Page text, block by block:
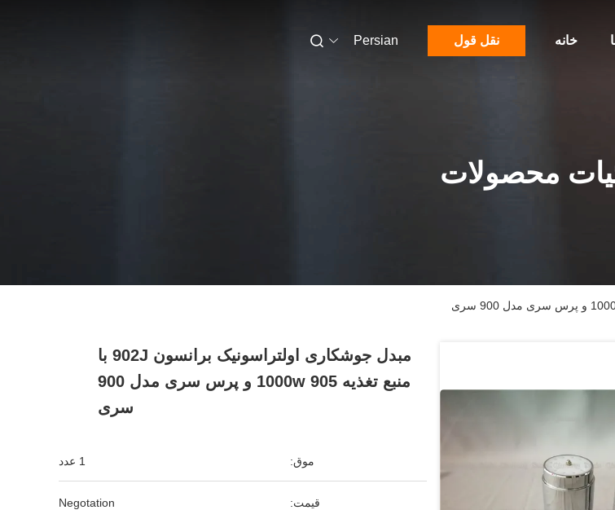
خانه نقل قول Persian
محصولات
مبدل جوشکاری اولتراسونیک برانسون 902J با
منبع تغذیه 905 1000w و پرس سری مدل 900
سری
موق: 1 عدد
قیمت: Negotation